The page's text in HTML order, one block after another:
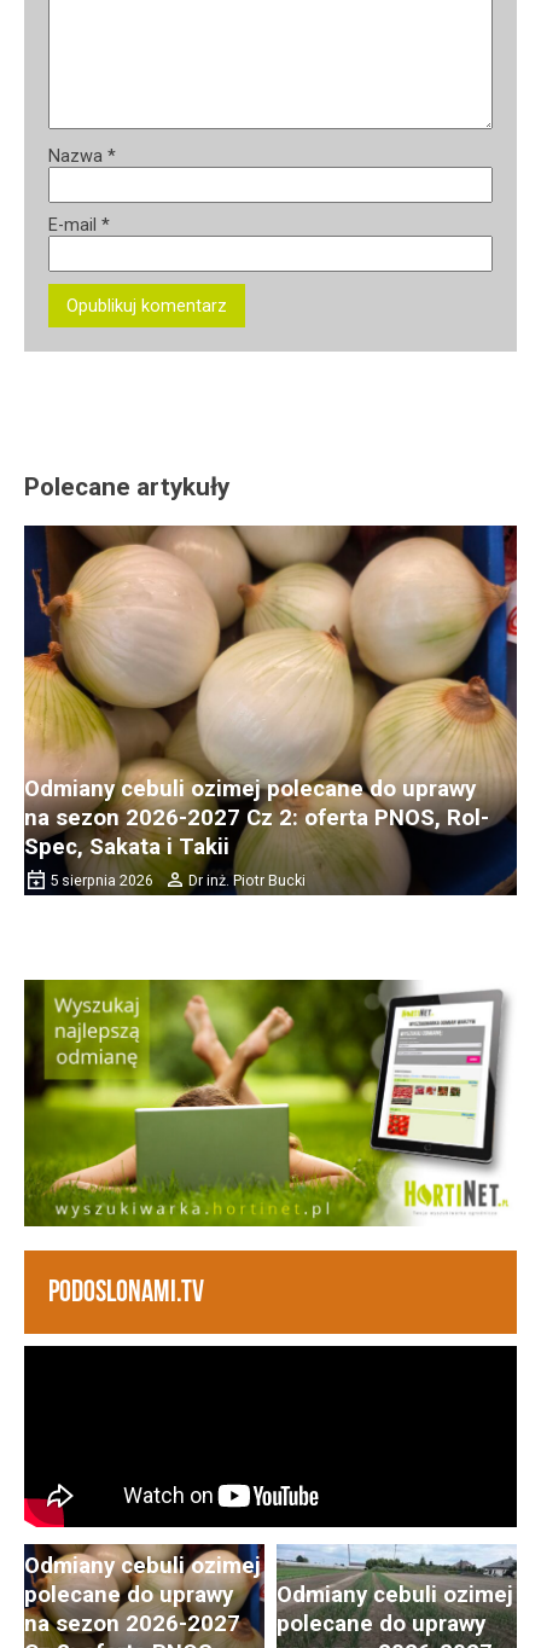
Nazwa *
E-mail *
Polecane artykuły
Odmiany cebuli ozimej polecane do uprawy
na sezon 2026-2027 Cz 2: oferta PNOS, Rol-
Spec, Sakata i Takii
5 sierpnia 2026 Dr inż. Piotr Bucki
PODOSLONAMI.TV
Odmiany cebuli ozimej
polecane do uprawy
na sezon 2026-2027
Odmiany cebuli ozimej
polecane do uprawy